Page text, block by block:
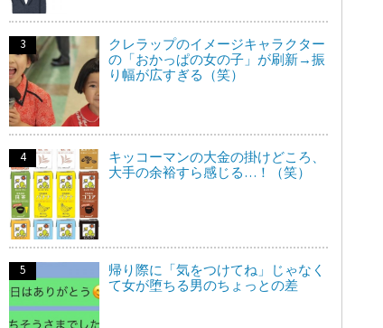
クレラップのイメージキャラクター
の「おかっぱの女の子」が刷新→振
り幅が広すぎる（笑）
キッコーマンの大金の掛けどころ、
大手の余裕すら感じる…！（笑）
帰り際に「気をつけてね」じゃなく
て女が堕ちる男のちょっとの差